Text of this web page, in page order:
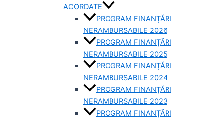
ACORDATE
PROGRAM FINANȚĂRI
NERAMBURSABILE 2026
PROGRAM FINANȚĂRI
NERAMBURSABILE 2025
PROGRAM FINANȚĂRI
NERAMBURSABILE 2024
PROGRAM FINANȚĂRI
NERAMBURSABILE 2023
PROGRAM FINANȚĂRI